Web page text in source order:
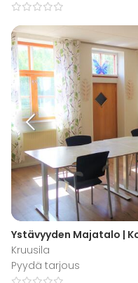
Ystävyyden Majatalo |
Kruusila
Pyydä tarjous